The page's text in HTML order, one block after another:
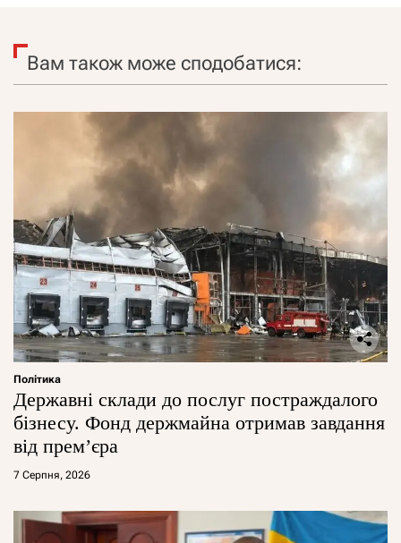
Вам також може сподобатися:
Політика
Державні склади до послуг постраждалого
бізнесу. Фонд держмайна отримав завдання
від прем’єра
7 Серпня, 2026